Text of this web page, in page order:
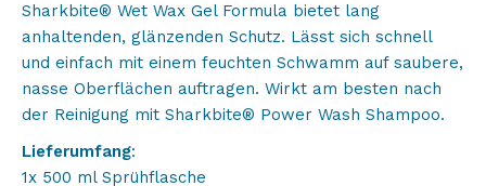
Sharkbite® Wet Wax Gel Formula bietet lang
anhaltenden, glänzenden Schutz. Lässt sich schnell
und einfach mit einem feuchten Schwamm auf saubere,
nasse Oberflächen auftragen. Wirkt am besten nach
der Reinigung mit Sharkbite® Power Wash Shampoo.
Lieferumfang:
1x 500 ml Sprühflasche